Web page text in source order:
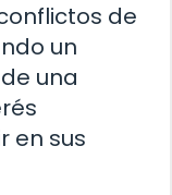
de
un
una
en sus